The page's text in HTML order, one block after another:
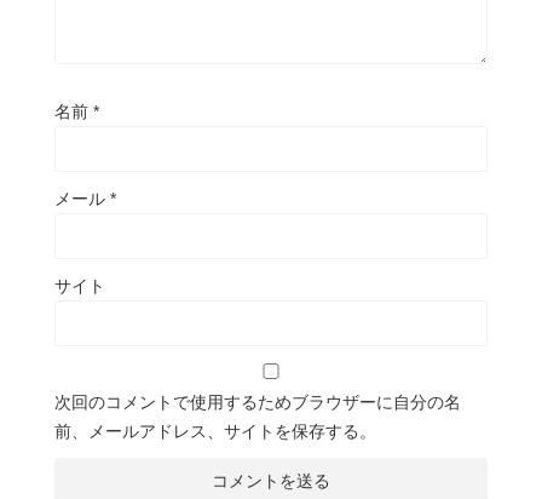
名前 *
メール *
サイト
次回のコメントで使用するためブラウザーに自分の名
前、メールアドレス、サイトを保存する。